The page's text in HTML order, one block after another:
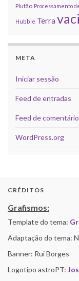
Plutão Processamento
Hubble Terra
META
Iniciar sessão
Feed de entradas
Feed de
WordPress.org
CRÉDITOS
Grafismos:
Template do tema:
Adaptação do tema:
Banner: Rui Borges
Logotipo astroPT: